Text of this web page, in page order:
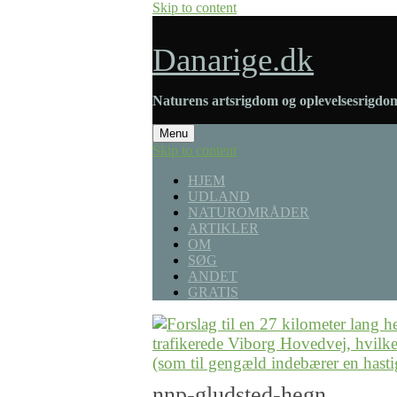
Skip to content
Danarige.dk
Naturens artsrigdom og
Menu
Skip to content
HJEM
UDLAND
NATUROMRÅDER
ARTIKLER
OM
SØG
ANDET
GRATIS